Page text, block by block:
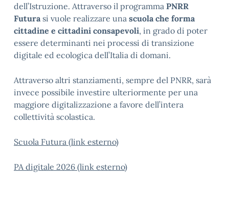
dell’Istruzione. Attraverso il programma PNRR
Futurasi vuole realizzare una scuola che forma
cittadine e cittadini consapevoli, in grado di poter
essere determinanti nei processi di transizione
digitale ed ecologica dell’Italia di domani.
Attraverso altri stanziamenti, sempre del PNRR, sarà
invece possibile investire ulteriormente per una
maggiore digitalizzazione a favore dell’intera
collettività scolastica.
Scuola Futura (link esterno)
PA digitale 2026 (link esterno)